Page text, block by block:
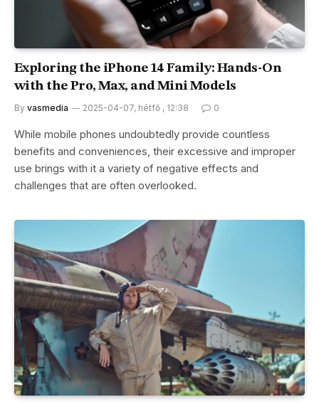
Exploring the iPhone 14 Family: Hands-On
with the Pro, Max, and Mini Models
By vasmedia 2025-04-07, hétfő , 12:38 0
While mobile phones undoubtedly provide countless
benefits and conveniences, their excessive and improper
use brings with it a variety of negative effects and
challenges that are often overlooked.